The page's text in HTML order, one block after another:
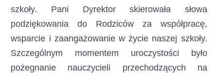
szkoły. Pani Dyrektor skierowała słowa
podziękowania do Rodziców za współpracę,
wsparcie i zaangażowanie w życie naszej szkoły.
Szczególnym momentem uroczystości było
pożegnanie nauczycieli przechodzących na